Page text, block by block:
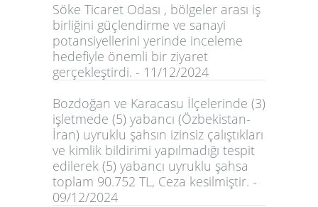
Söke Ticaret Odası , bölgeler arası iş
birliğini güçlendirme ve sanayi
potansiyellerini yerinde inceleme
hedefiyle önemli bir ziyaret
gerçekleştirdi. - 11/12/2024
Bozdoğan ve Karacasu İlçelerinde (3)
işletmede (5) yabancı (Özbekistan-
İran) uyruklu şahsın izinsiz çalıştıkları
ve kimlik bildirimi yapılmadığı tespit
edilerek (5) yabancı uyruklu şahsa
toplam 90.752 TL, Ceza kesilmiştir. -
09/12/2024